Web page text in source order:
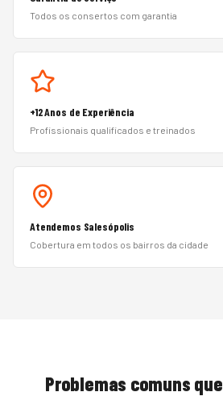
Todos os consertos com garantia
+12 Anos de Experiência
Profissionais qualificados e treinados
Atendemos Salesópolis
Cobertura em todos os bairros da cidade
Problemas comuns que